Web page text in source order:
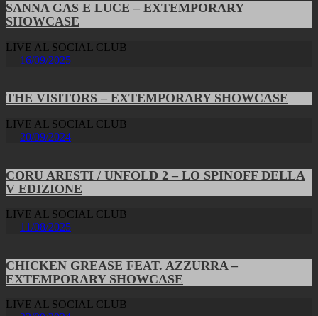
SANNA GAS E LUCE – EXTEMPORARY
SHOWCASE
LIVE AL SOCIAL CLUB
16/09/2025
THE VISITORS – EXTEMPORARY SHOWCASE
LIVE AL SOCIAL CLUB
20/09/2024
CORU ARESTI / UNFOLD 2 – LO SPINOFF DELLA
V EDIZIONE
LIVE AL SOCIAL CLUB
11/08/2025
CHICKEN GREASE FEAT. AZZURRA –
EXTEMPORARY SHOWCASE
LIVE AL SOCIAL CLUB